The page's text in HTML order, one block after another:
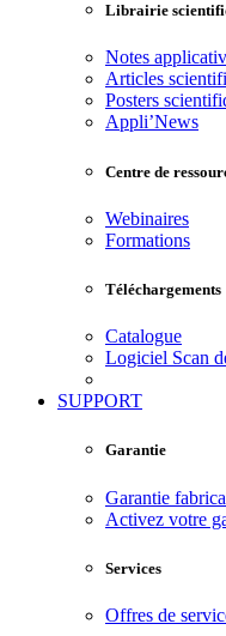
Librairie
Notes
Articles
Posters
Appli’News
Centre de
Webinaires
Formations
Téléchargements
Catalogue
Logiciel Scan
SUPPORT
Garantie
Garantie
Activez votre
Services
Offres de